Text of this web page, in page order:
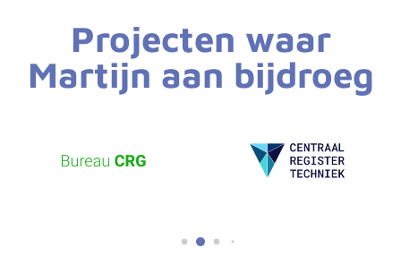
Projecten waar
Martijn aan bijdroeg